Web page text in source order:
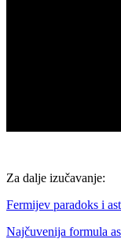
Za dalje izučavanje:
Fermijev paradoks i
Najčuvenija formula